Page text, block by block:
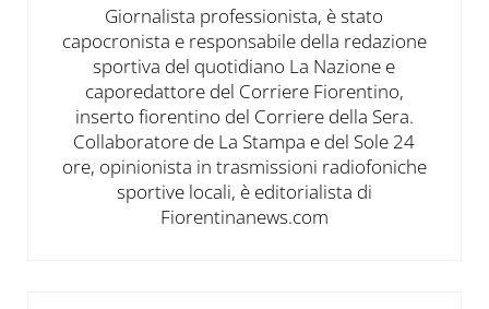
Giornalista professionista, è stato
capocronista e responsabile della redazione
sportiva del quotidiano La Nazione e
caporedattore del Corriere Fiorentino,
inserto fiorentino del Corriere della Sera.
Collaboratore de La Stampa e del Sole 24
ore, opinionista in trasmissioni radiofoniche
sportive locali, è editorialista di
Fiorentinanews.com